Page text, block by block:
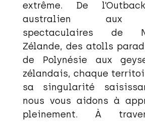
extrême. De
australien aux
spectaculaires de
Zélande, des atolls
de Polynésie aux
zélandais, chaque
sa singularité
nous vous aidons à
pleinement. À